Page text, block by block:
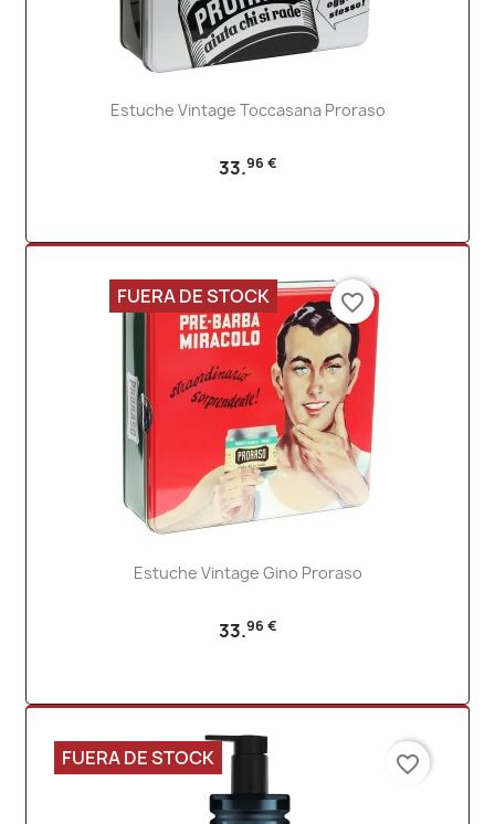
Estuche Vintage Toccasana Proraso
33.96 €
Estuche Vintage Gino Proraso
33.96 €
FUERA DE STOCK favorite_border
FUERA DE STOCK favorite_border